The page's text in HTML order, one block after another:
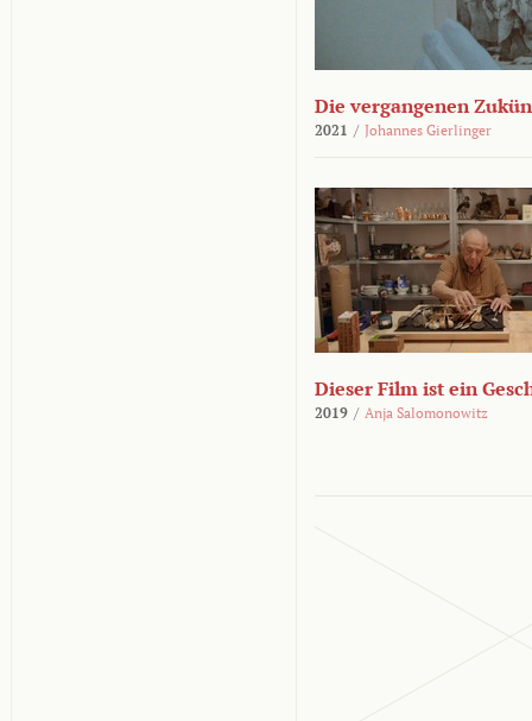
Die vergangenen
2021 / Johannes Gierlinger
Dieser Film ist ein
2019 / Anja Salomonowitz